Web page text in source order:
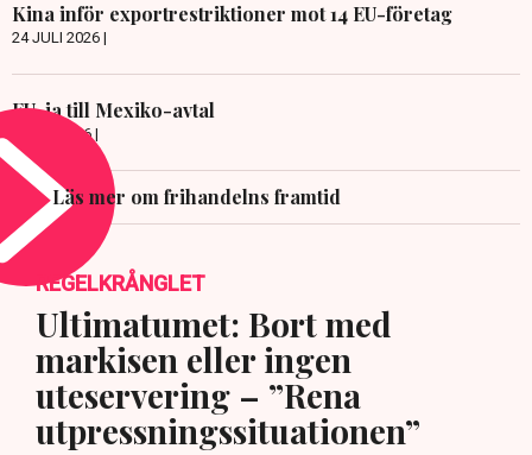
Kina inför exportrestriktioner mot 14 EU-företag
24 JULI 2026 |
EU-ja till Mexiko-avtal
8 JULI 2026 |
Läs mer om frihandelns framtid
REGELKRÅNGLET
Ultimatumet: Bort med
markisen eller ingen
uteservering – ”Rena
utpressningssituationen”